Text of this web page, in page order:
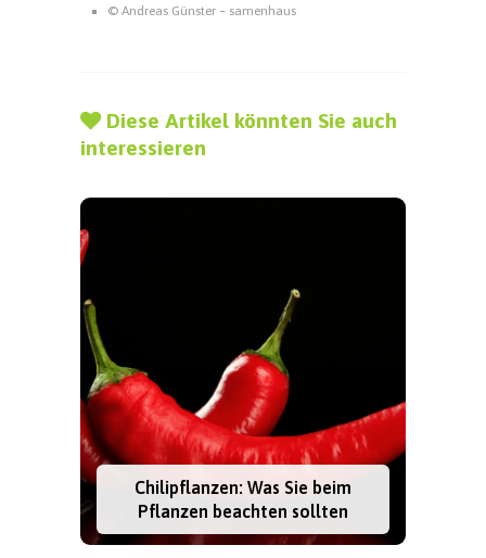
© Andreas Günster – samenhaus
Diese Artikel könnten Sie auch
interessieren
Chilipflanzen: Was Sie beim
Pflanzen beachten sollten